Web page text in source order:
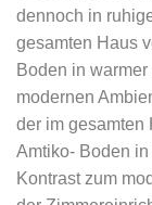
dennoch in
gesamten Haus
Boden in
modernen
der im gesamten
Amtiko- Boden
Kontrast zum